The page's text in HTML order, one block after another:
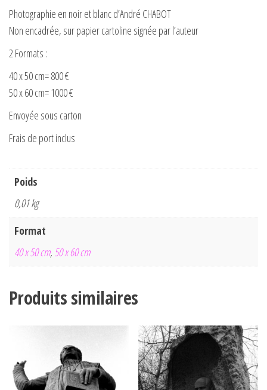
Photographie en noir et blanc d’André CHABOT
Non encadrée, sur papier cartoline signée par l’auteur
2 Formats :
40 x 50 cm= 800 €
50 x 60 cm= 1000 €
Envoyée sous carton
Frais de port inclus
Poids
0,01 kg
Format
40 x 50 cm, 50 x 60 cm
Produits similaires